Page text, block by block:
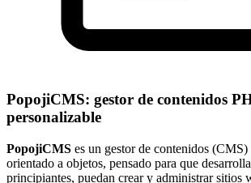
PopojiCMS: gestor de contenidos
personalizable
PopojiCMS es un gestor de contenidos
orientado a objetos, pensado para que
principiantes, puedan crear y administrar sitios